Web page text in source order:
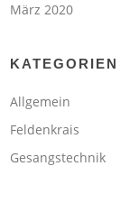
März 2020
KATEGORIEN
Allgemein
Feldenkrais
Gesangstechnik